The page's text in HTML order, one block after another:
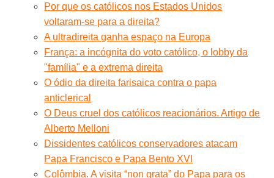
Por que os católicos nos Estados Unidos
voltaram-se para a direita?
A ultradireita ganha espaço na Europa
França: a incógnita do voto católico, o lobby da
"família" e a extrema direita
O ódio da direita farisaica contra o papa
anticlerical
O Deus cruel dos católicos reacionários. Artigo de
Alberto Melloni
Dissidentes católicos conservadores atacam
Papa Francisco e Papa Bento XVI
Colômbia. A visita “non grata” do Papa para os